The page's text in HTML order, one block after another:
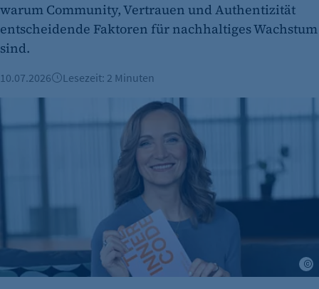
etracker GmbH
Zweck:
Cookie Laufzeit:
etracker Analytics
et_allow_cookies
etracker GmbH
Zweck:
Es erlaubt eTracker Cookies zu setzen.
warum Community, Vertrauen und Authentizität
entscheidende Faktoren für nachhaltiges Wachstum
sind.
10.07.2026 Lesezeit: 2 Minuten
Mut zur Führung: Jutta dos Santos Miquelino über 5D-